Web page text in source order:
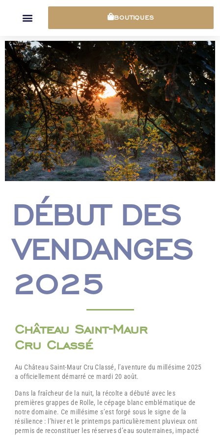
BOUTIQUES
DÉBUT DES
VENDANGES
2025
Château Saint-Maur
Cru Classé
Au Château Saint-Maur Cru Classé, l’aventure du millésime 2025
a officiellement démarré ce mardi 20 août.
Dans la fraîcheur de la nuit, la récolte a débuté avec les
premières grappes de Rolle, le cépage blanc emblématique de
notre domaine. Ce millésime s’est forgé sous le signe de la
résilience : l’hiver et le printemps particulièrement pluvieux ont
permis de reconstituer les réserves d’eau souterraines, impacté
Panneau de gestion des cookies